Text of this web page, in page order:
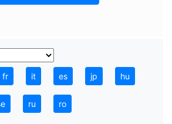
fr it es jp hu
ru ro